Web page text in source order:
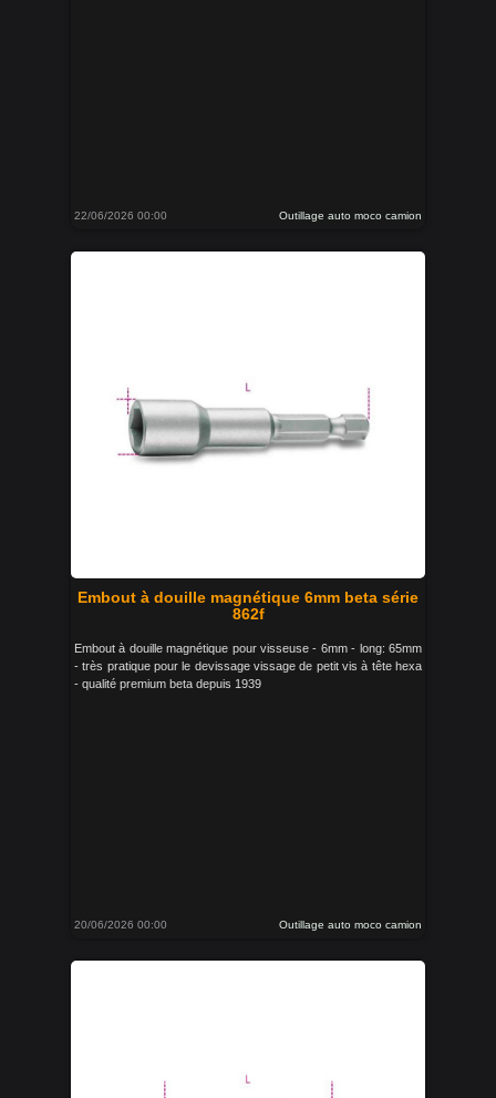
22/06/2026 00:00 Outillage auto moco camion
Embout à douille magnétique 6mm beta série
862f
Embout à douille magnétique pour visseuse - 6mm - long: 65mm
- très pratique pour le devissage vissage de petit vis à tête hexa
- qualité premium beta depuis 1939
20/06/2026 00:00 Outillage auto moco camion